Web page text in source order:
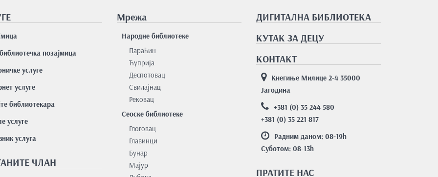
позајмица
услуге
услуге
библиотекара
услуге
услуга
ЧЛАН
Мрежа
Народне библиотеке
Параћин
Ћуприја
Деспотовац
Свилајнац
Рековац
Сеоске библиотеке
Глоговац
Главинци
Бунар
Мајур
ДИГИТАЛНА БИБЛИОТЕКА
КУТАК ЗА ДЕЦУ
КОНТАКТ
Кнегиње Милице 2-4 35000
Јагодина
+381 (0) 35 244 580
+381 (0) 35 221 817
Радним даном: 08-19h
Суботом: 08-13h
ПРАТИТЕ НАС